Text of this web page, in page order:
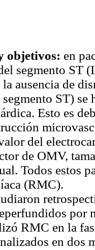
objetivos: en
segmento ST
ausencia de
ST)
Esto es
del
de OMV,
Todos estos
(RMC).
por
RMC en la
en dos